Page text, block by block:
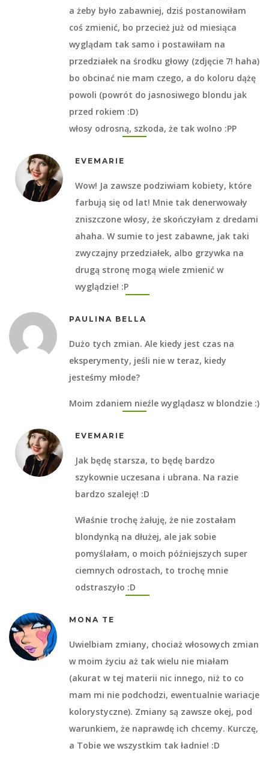
a żeby było zabawniej, dziś postanowiłam
coś zmienić, bo przecież już od miesiąca
wyglądam tak samo i postawiłam na
przedziałek na środku głowy (zdjęcie 7! haha)
bo obcinać nie mam czego, a do koloru dążę
powoli (powrót do jasnosiwego blondu jak
przed rokiem :D)
włosy odrosną, szkoda, że tak wolno :PP
EVEMARIE
Wow! Ja zawsze podziwiam kobiety, które
farbują się od lat! Mnie tak denerwowały
zniszczone włosy, że skończyłam z dredami
ahaha. W sumie to jest zabawne, jak taki
zwyczajny przedziałek, albo grzywka na
drugą stronę mogą wiele zmienić w
wyglądzie! :P
PAULINA BELLA
Dużo tych zmian. Ale kiedy jest czas na
eksperymenty, jeśli nie w teraz, kiedy
jesteśmy młode?
Moim zdaniem nieźle wyglądasz w blondzie :)
EVEMARIE
Jak będę starsza, to będę bardzo
szykownie uczesana i ubrana. Na razie
bardzo szaleję! :D
Właśnie trochę żałuję, że nie zostałam
blondynką na dłużej, ale jak sobie
pomyślałam, o moich późniejszych super
ciemnych odrostach, to trochę mnie
odstraszyło :D
MONA TE
Uwielbiam zmiany, chociaż włosowych zmian
w moim życiu aż tak wielu nie miałam
(akurat w tej materii nic innego, niż to co
mam mi nie podchodzi, ewentualnie wariacje
kolorystyczne). Zmiany są zawsze okej, pod
warunkiem, że naprawdę ich chcemy. Kurczę,
a Tobie we wszystkim tak ładnie! :D